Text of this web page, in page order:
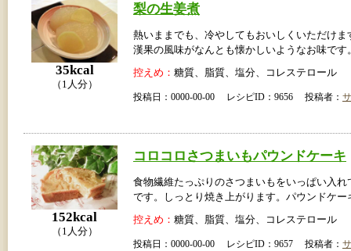
35kcal
（1人分）
梨の生姜煮
熱いままでも、冷やしてもおいしくいただけま
漢果の風味がなんとも懐かしいようなお味です
控えめ： 糖質、脂質、塩分、コレステロール
投稿日：0000-00-00 レシピID：9656 投稿者：
152kcal
（1人分）
コロコロさつまいもパウンドケーキ
食物繊維たっぷりのさつまいもをいっぱい入れ
です。しっとり焼き上がります。パウンドケー
控えめ： 糖質、脂質、塩分、コレステロール
投稿日：0000-00-00 レシピID：9657 投稿者：